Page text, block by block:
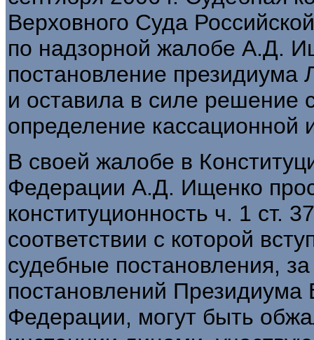
Верховного Суда
по надзорной жалобе А.Д.
постановление президиума
и оставила в силе решение
определение кассационной
В своей жалобе в
Федерации А.Д. Ищенко
конституционность ч. 1 ст.
соответствии с которой
судебные постановления,
постановлений Президиума
Федерации, могут быть